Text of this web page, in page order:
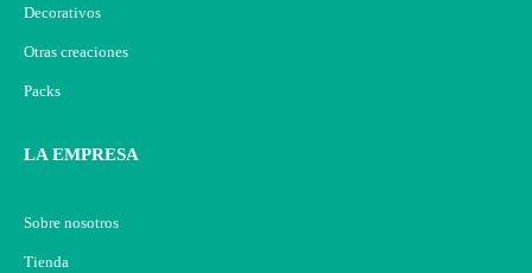
Decorativos
Otras creaciones
Packs
LA EMPRESA
Sobre nosotros
Tienda